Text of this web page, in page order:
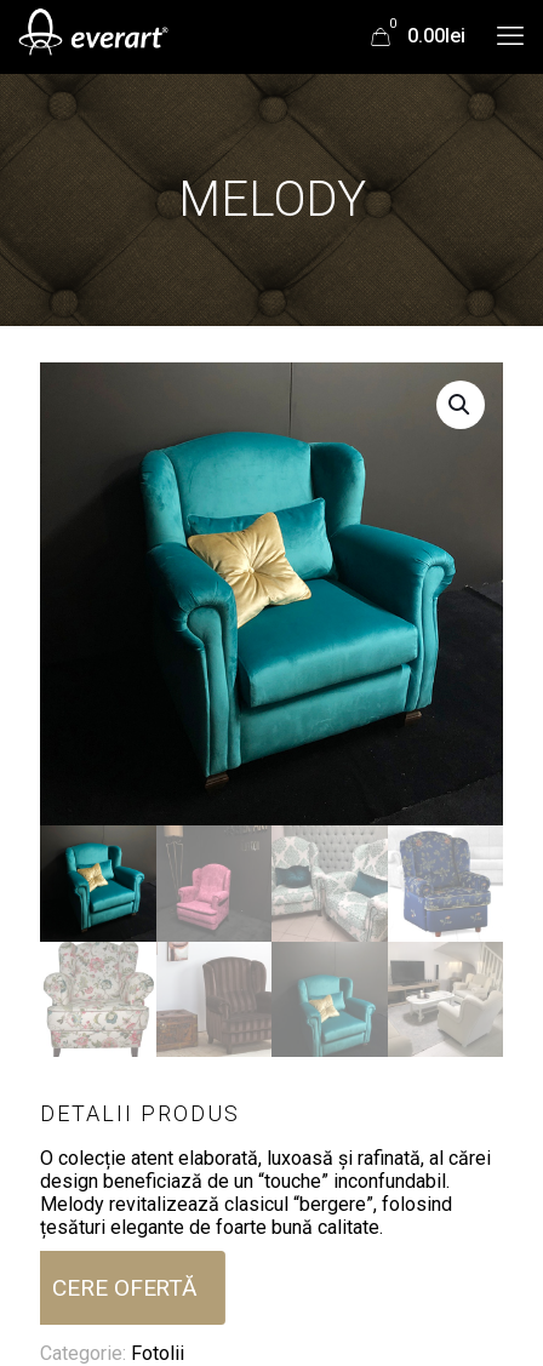
0
0.00lei
MELODY
DETALII PRODUS
O colecție atent elaborată, luxoasă și rafinată, al cărei
design beneficiază de un “touche” inconfundabil.
Melody revitalizează clasicul “bergere”, folosind
țesături elegante de foarte bună calitate.
CERE OFERTĂ
Categorie: Fotolii